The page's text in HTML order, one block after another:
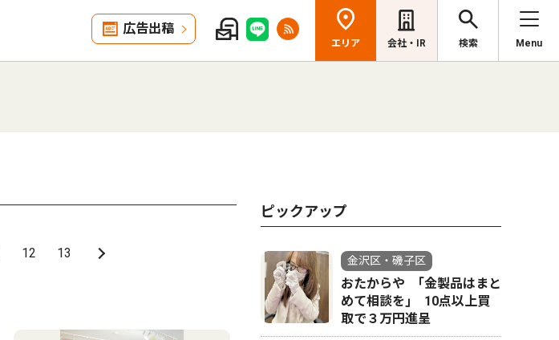
広告出稿
エリア 会社・IR 検索 Menu
12 13
ピックアップ
金沢区・磯子区
おたからや ｢金製品はまと
めて相談を｣ 10点以上買
取で３万円進呈